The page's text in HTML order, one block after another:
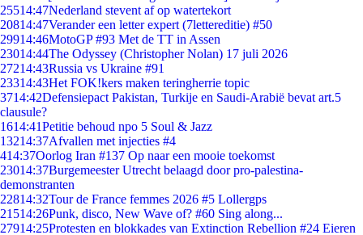
25514:47Nederland stevent af op watertekort
20814:47Verander een letter expert (7lettereditie) #50
29914:46MotoGP #93 Met de TT in Assen
23014:44The Odyssey (Christopher Nolan) 17 juli 2026
27214:43Russia vs Ukraine #91
23314:43Het FOK!kers maken teringherrie topic
3714:42Defensiepact Pakistan, Turkije en Saudi-Arabië bevat art.5
clausule?
1614:41Petitie behoud npo 5 Soul & Jazz
13214:37Afvallen met injecties #4
414:37Oorlog Iran #137 Op naar een mooie toekomst
23014:37Burgemeester Utrecht belaagd door pro-palestina-
demonstranten
22814:32Tour de France femmes 2026 #5 Lollergps
21514:26Punk, disco, New Wave of? #60 Sing along...
27914:25Protesten en blokkades van Extinction Rebellion #24 Eieren